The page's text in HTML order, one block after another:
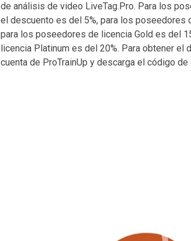
de análisis de video LiveTag.Pro. Para los
el descuento es del 5%, para los poseedores
para los poseedores de licencia Gold es del
licencia Platinum es del 20%. Para obtener el
cuenta de ProTrainUp y descarga el código de